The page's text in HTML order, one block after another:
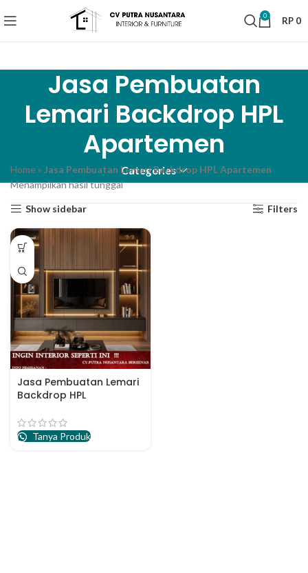
0 RP 0
Jasa Pembuatan
Lemari Backdrop HPL
Apartemen
Categories
Home» Jasa Pembuatan Lemari Backdrop HPL Apartemen
Menampilkan hasil tunggal
Show sidebar Filters
Jasa Pembuatan Lemari
Backdrop HPL
Tanya Produk